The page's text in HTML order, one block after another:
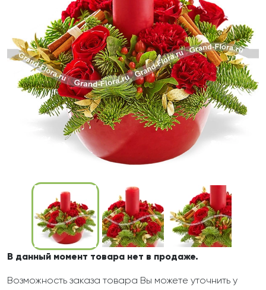
В данный момент товара нет в продаже.
Возможность заказа товара Вы можете уточнить у